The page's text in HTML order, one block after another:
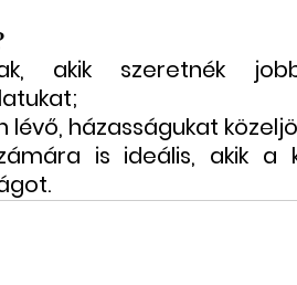
akik szeretnék
lévő, házasságukat
is ideális, akik a